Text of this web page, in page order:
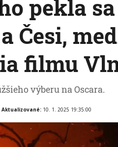
pekla
Česi,
filmu
výberu na Oscara.
Aktualizované: 10. 1. 2025 19:35:00